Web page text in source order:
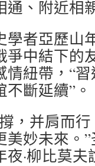
通、附近相
者亞歷山
爭中結下的
紐帶，“
斷延續”。
，并肩而
妙未來。
·柳比莫夫